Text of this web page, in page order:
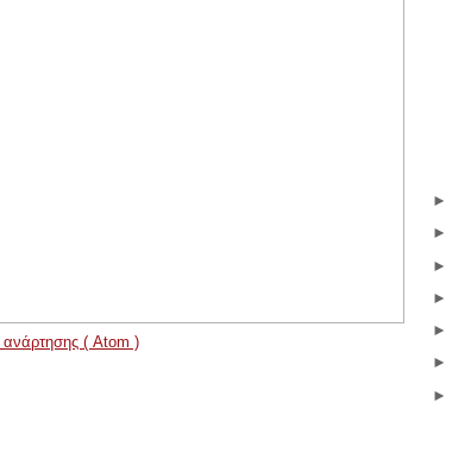
ανάρτησης ( Atom )
►
►
►
►
►
►
►